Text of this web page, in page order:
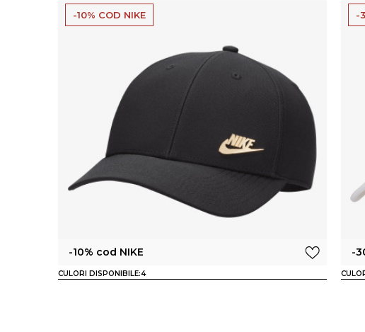
-10% COD NIKE
-10% cod NIKE
CULORI DISPONIBILE:4
-
-